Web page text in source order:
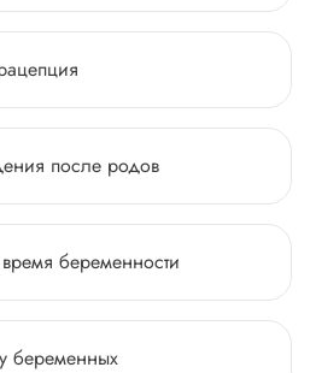
после родов
беременности
беременных